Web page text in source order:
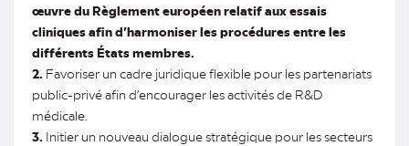
œuvre du Règlement européen relatif aux essais
cliniques afin d’harmoniser les procédures entre les
différents États membres.
2. Favoriser un cadre juridique flexible pour les partenariats
public-privé afin d’encourager les activités de R&D
médicale.
3. Initier un nouveau dialogue stratégique pour les secteurs